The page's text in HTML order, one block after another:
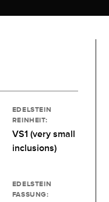
EDELSTEIN
REINHEIT:
VS1 (very small
inclusions)
EDELSTEIN
FASSUNG: